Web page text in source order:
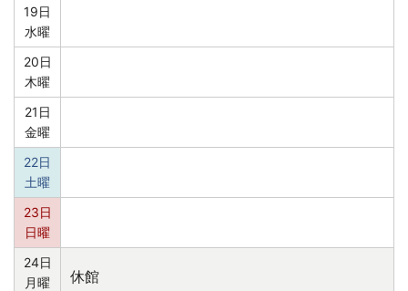
19日
水曜
20日
木曜
21日
金曜
22日
土曜
23日
日曜
24日
月曜
休館